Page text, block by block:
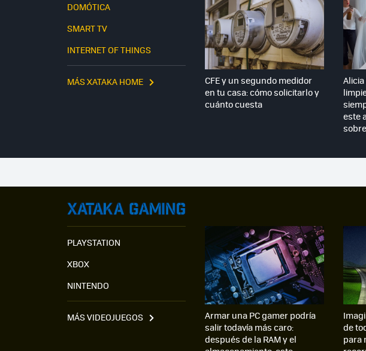
DOMÓTICA
SMART TV
INTERNET OF THINGS
MÁS XATAKA HOME
CFE y un segundo medidor
en tu casa: cómo solicitarlo y
cuánto cuesta
este
PLAYSTATION
XBOX
NINTENDO
MÁS VIDEOJUEGOS
Armar una PC gamer podría
salir todavía más caro:
después de la RAM y el
de
para